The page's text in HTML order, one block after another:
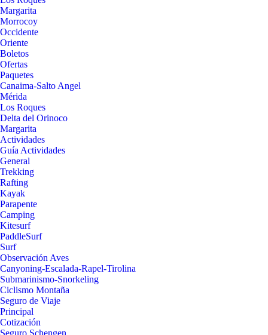
Margarita
Morrocoy
Occidente
Oriente
Boletos
Ofertas
Paquetes
Canaima-Salto Angel
Mérida
Los Roques
Delta del Orinoco
Margarita
Actividades
Guía Actividades
General
Trekking
Rafting
Kayak
Parapente
Camping
Kitesurf
PaddleSurf
Surf
Observación Aves
Canyoning-Escalada-Rapel-Tirolina
Submarinismo-Snorkeling
Ciclismo Montaña
Seguro de Viaje
Principal
Cotización
Seguro Schengen